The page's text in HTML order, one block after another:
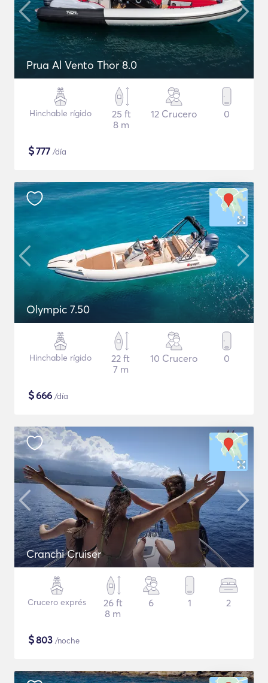
Prua Al Vento Thor 8.0
Hinchable rígido
25 ft
8 m
12 Crucero 0
$777 /día
Olympic 7.50
Hinchable rígido
22 ft
7 m
10 Crucero 0
$666 /día
Cranchi Cruiser
Crucero exprés
26 ft
8 m
6 1 2
$803 /noche